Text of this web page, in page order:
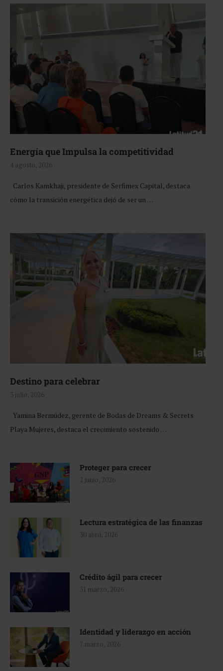
Energía que Impulsa la competitividad
4 agosto, 2026
Carlos Kamkhaji, presidente de Serfimex Capital, destaca
cómo la transición energética dejó de ser un …
Destino para celebrar
3 julio, 2026
Yamina Bermúdez, gerente de Bodas de Dreams & Secrets
Playa Mujeres, destaca el crecimiento sostenido …
Proteger para crecer
2 junio, 2026
Lectura estratégica de las finanzas
30 abril, 2026
Crédito ágil para crecer
31 marzo, 2026
Identidad y liderazgo en acción
7 marzo, 2026